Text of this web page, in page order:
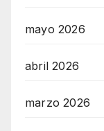
mayo 2026
abril 2026
marzo 2026